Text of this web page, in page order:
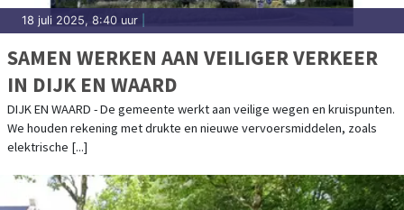
18 juli 2025, 8:40 uur
SAMEN WERKEN AAN VEILIGER VERKEER
IN DIJK EN WAARD
DIJK EN WAARD - De gemeente werkt aan veilige wegen en kruispunten.
We houden rekening met drukte en nieuwe vervoersmiddelen, zoals
elektrische [...]